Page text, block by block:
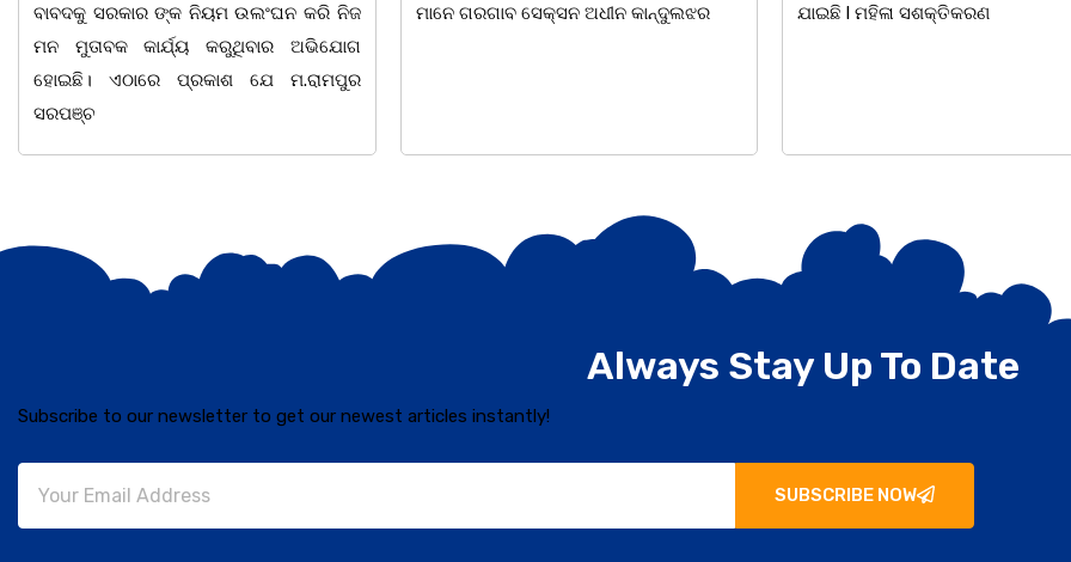
ମାନେ ଗରଗାବ ସେକ୍ସନ ଅଧୀନ କାନ୍ଦୁଲଝର
ଯାଇଛି l ମହିଳା ସଶକ୍ତିକରଣ
ହୋଇଯାଇଛି। ଡ଼ଃ ପ୍ରଦୀପ ଭୈମିକ ଙ୍କ
Always Stay Up To Date
Subscribe to our newsletter to get our newest articles instantly!
SUBSCRIBE NOW